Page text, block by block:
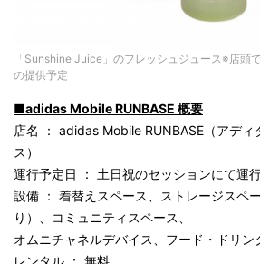
「Sunshine Juice」のフレッシュジュース※店頭
の提供予定
■adidas Mobile RUNBASE 概要
店名 ： adidas Mobile RUNBASE（アディ
ス）
運行予定日 ： 土日祝のセッションにて運
設備 ： 着替えスペース、ストレージスペ
り）、コミュニティスペース、
オムニチャネルデバイス、フード・ドリン
レンタル ： 無料